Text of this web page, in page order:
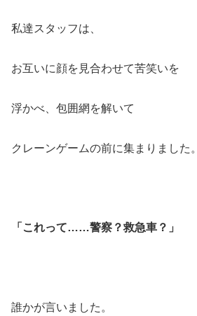
私達スタッフは、
お互いに顔を見合わせて苦笑いを
浮かべ、包囲網を解いて
クレーンゲームの前に集まりました。
「これって……警察？救急車？」
誰かが言いました。